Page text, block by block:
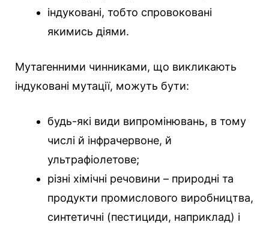
індуковані, тобто спровоковані
якимись діями.
Мутагенними чинниками, що викликають
індуковані мутації, можуть бути:
будь-які види випромінювань, в тому
числі й інфрачервоне, й
ультрафіолетове;
різні хімічні речовини – природні та
продукти промислового виробництва,
синтетичні (пестициди, наприклад) і